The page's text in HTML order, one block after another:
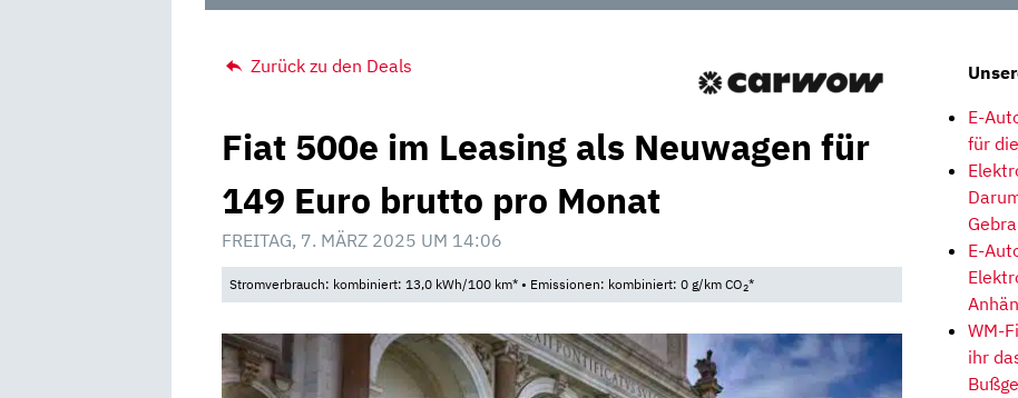
Zurück zu den Deals
Fiat 500e im Leasing als Neuwagen für
149 Euro brutto pro Monat
FREITAG, 7. MÄRZ 2025 UM 14:06
Stromverbrauch: kombiniert: 13,0 kWh/100 km* • Emissionen: kombiniert: 0 g/km CO2*
E-
für
E-
WM-
ihr